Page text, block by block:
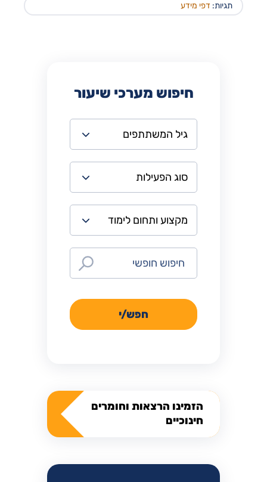
תגיות: דפי מידע
חיפוש מערכי שיעור
חפש/י
הזמינו הרצאות וחומרים
חינוכיים